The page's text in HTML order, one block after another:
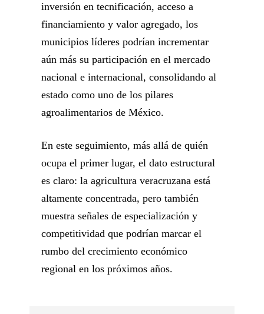
inversión en tecnificación, acceso a
financiamiento y valor agregado, los
municipios líderes podrían incrementar
aún más su participación en el mercado
nacional e internacional, consolidando al
estado como uno de los pilares
agroalimentarios de México.
En este seguimiento, más allá de quién
ocupa el primer lugar, el dato estructural
es claro: la agricultura veracruzana está
altamente concentrada, pero también
muestra señales de especialización y
competitividad que podrían marcar el
rumbo del crecimiento económico
regional en los próximos años.